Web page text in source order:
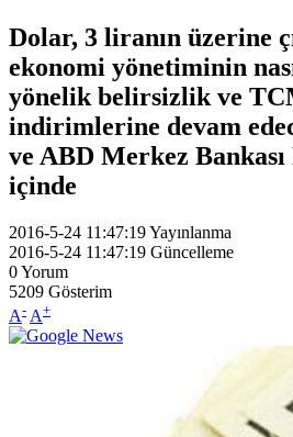
Dolar, 3 liranın üzerine
ekonomi yönetiminin
yönelik belirsizlik ve
indirimlerine devam
ve ABD Merkez
içinde
2016-5-24 11:47:19Yayınlanma
2016-5-24 11:47:19 Güncelleme
0Yorum
5209 Gösterim
A- A+